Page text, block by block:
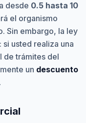
desde 0.5 hasta 10
el organismo
Sin embargo, la ley
usted realiza una
de trámites del
un descuento